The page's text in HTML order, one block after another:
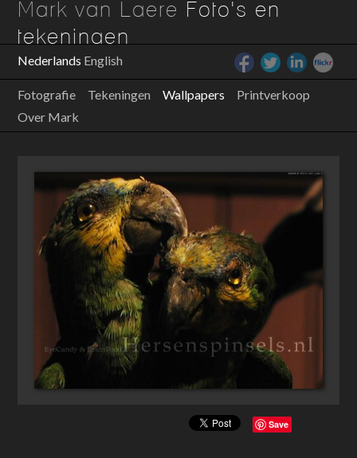
Mark van Laere Foto's en
tekeningen
Nederlands English
Fotografie Tekeningen Wallpapers
Printverkoop
Over Mark
Save